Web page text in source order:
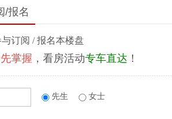
/报名
与订阅 / 报名本楼盘
掌握 ，看房活动专车直达 ！
先生 女士